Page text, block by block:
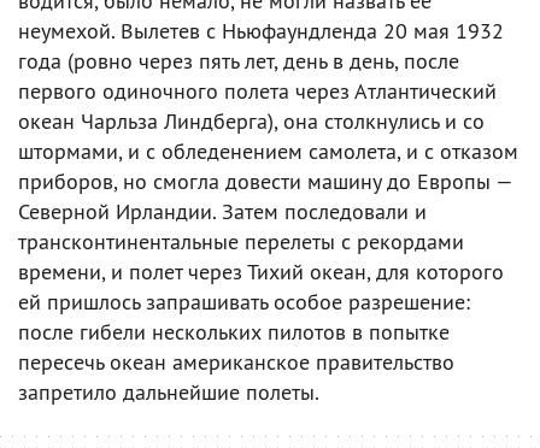
неумехой. Вылетев с Ньюфаундленда 20 мая 1932
года (ровно через пять лет, день в день, после
первого одиночного полета через Атлантический
океан Чарльза Линдберга), она столкнулись и со
штормами, и с обледенением самолета, и с отказом
приборов, но смогла довести машину до Европы —
Северной Ирландии. Затем последовали и
трансконтинентальные перелеты с рекордами
времени, и полет через Тихий океан, для которого
ей пришлось запрашивать особое разрешение:
после гибели нескольких пилотов в попытке
пересечь океан американское правительство
запретило дальнейшие полеты.